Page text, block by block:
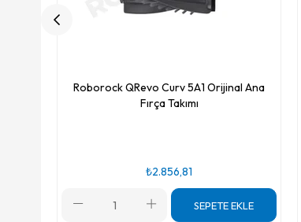
Roborock QRevo Curv 5A1 Orijinal Ana
Fırça Takımı
₺2.856,81
SEPETE EKLE